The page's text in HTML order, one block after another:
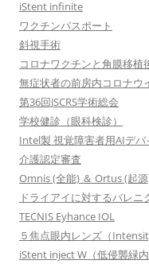
iStent infinite
ワクチンパスポート
斜視手術
コロナワクチンと角膜移植
無症状者の前房内コロナウ
第36回JSCRS学術総会
学校健診（眼科検診）
Intel製 視覚障害者用AIデバ
介護認定審査
Omnis (全能) ＆ Ortus (起
ドライアイに対するバレニ
TECNIS Eyhance IOL
５焦点眼内レンズ（
iStent inject W（低侵襲緑内